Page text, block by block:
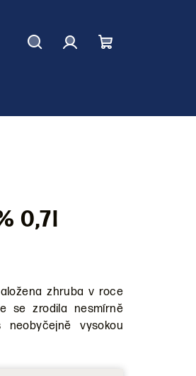
0,7l
zhruba v roce
se zrodila nesmírně
vysokou